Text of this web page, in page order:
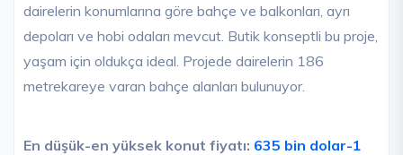
dairelerin konumlarına göre bahçe ve balkonları, ayrı
depoları ve hobi odaları mevcut. Butik konseptli bu proje,
yaşam için oldukça ideal. Projede dairelerin 186
metrekareye varan bahçe alanları bulunuyor.
En düşük-en yüksek konut fiyatı: 635 bin dolar-1